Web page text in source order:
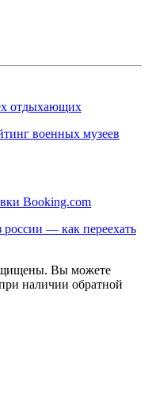
отдыхающих
военных музеев
Booking.com
— как переехать
Вы можете
наличии обратной